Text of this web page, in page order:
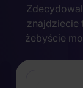
znajdziecie
żebyście